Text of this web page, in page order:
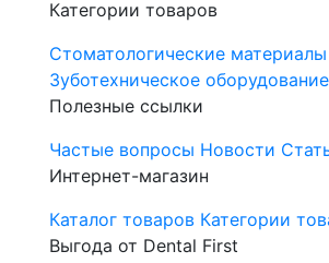
Категории товаров
Стоматологические материалы
Зуботехническое оборудование
Полезные ссылки
Частые вопросы Новости
Интернет-магазин
Каталог товаров Категории
Выгода от Dental First